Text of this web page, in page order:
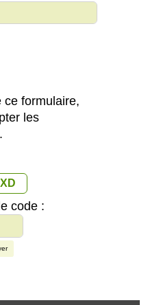
ce formulaire,
les
.
code :